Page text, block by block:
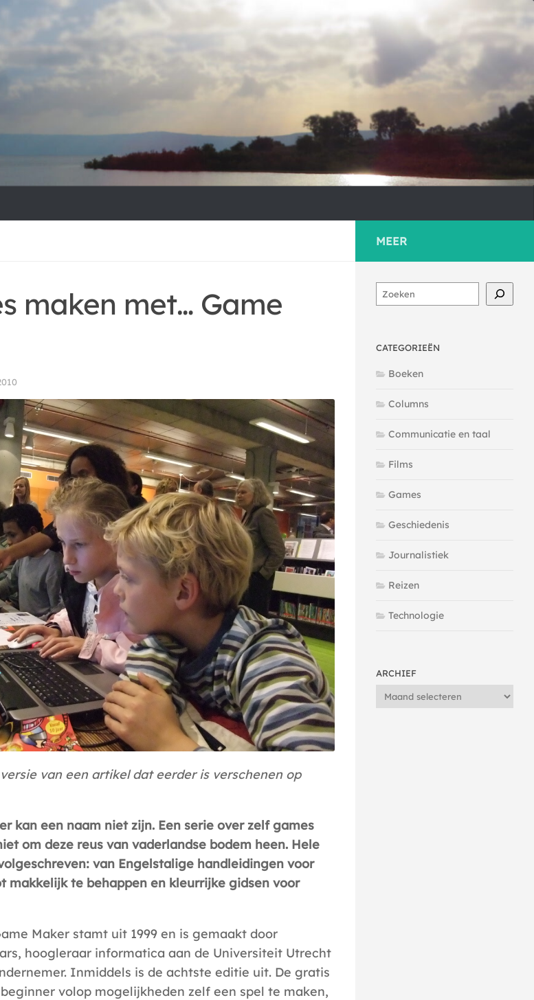
maken met… Game
van een artikel dat eerder is verschenen op
kan een naam niet zijn. Een serie over zelf games
om deze reus van vaderlandse bodem heen. Hele
van Engelstalige handleidingen voor
makkelijk te behappen en kleurrijke gidsen voor
Maker stamt uit 1999 en is gemaakt door
hoogleraar informatica aan de Universiteit Utrecht
Inmiddels is de achtste editie uit. De gratis
volop mogelijkheden zelf een spel te maken,
MEER
Zoeken
CATEGORIEËN
Boeken
Columns
Communicatie en taal
Films
Games
Geschiedenis
Journalistiek
Reizen
Technologie
ARCHIEF
Archief